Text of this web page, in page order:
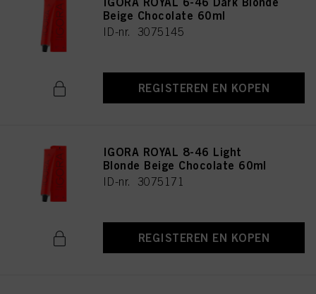
Beige Chocolate 60ml
ID-nr. 3075145
REGISTEREN EN KOPEN
IGORA ROYAL 8-46 Light
Blonde Beige Chocolate 60ml
ID-nr. 3075171
REGISTEREN EN KOPEN